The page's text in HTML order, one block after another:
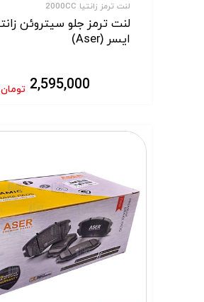
لنت ترمز زانتیا 2000CC
ایسر (Aser)
2,595,000 تومان